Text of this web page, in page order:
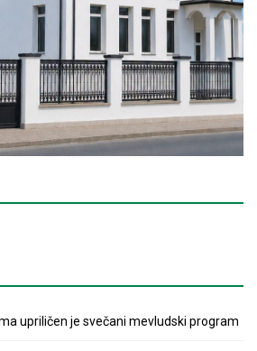
upriličen je svečani mevludski program